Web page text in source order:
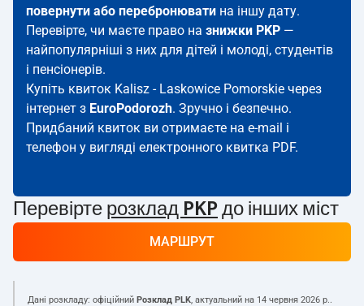
повернути або перебронювати на іншу дату.
Перевірте, чи маєте право на знижки PKP —
найпопулярніші з них для дітей і молоді, студентів
і пенсіонерів.
Купіть квиток Kalisz - Laskowice Pomorskie через
інтернет з EuroPodorozh. Зручно і безпечно.
Придбаний квиток ви отримаєте на e-mail і
телефон у вигляді електронного квитка PDF.
Перевірте розклад PKP до інших міст
МАРШРУТ
Дані розкладу: офіційний Розклад PLK, актуальний на 14 червня 2026 р..